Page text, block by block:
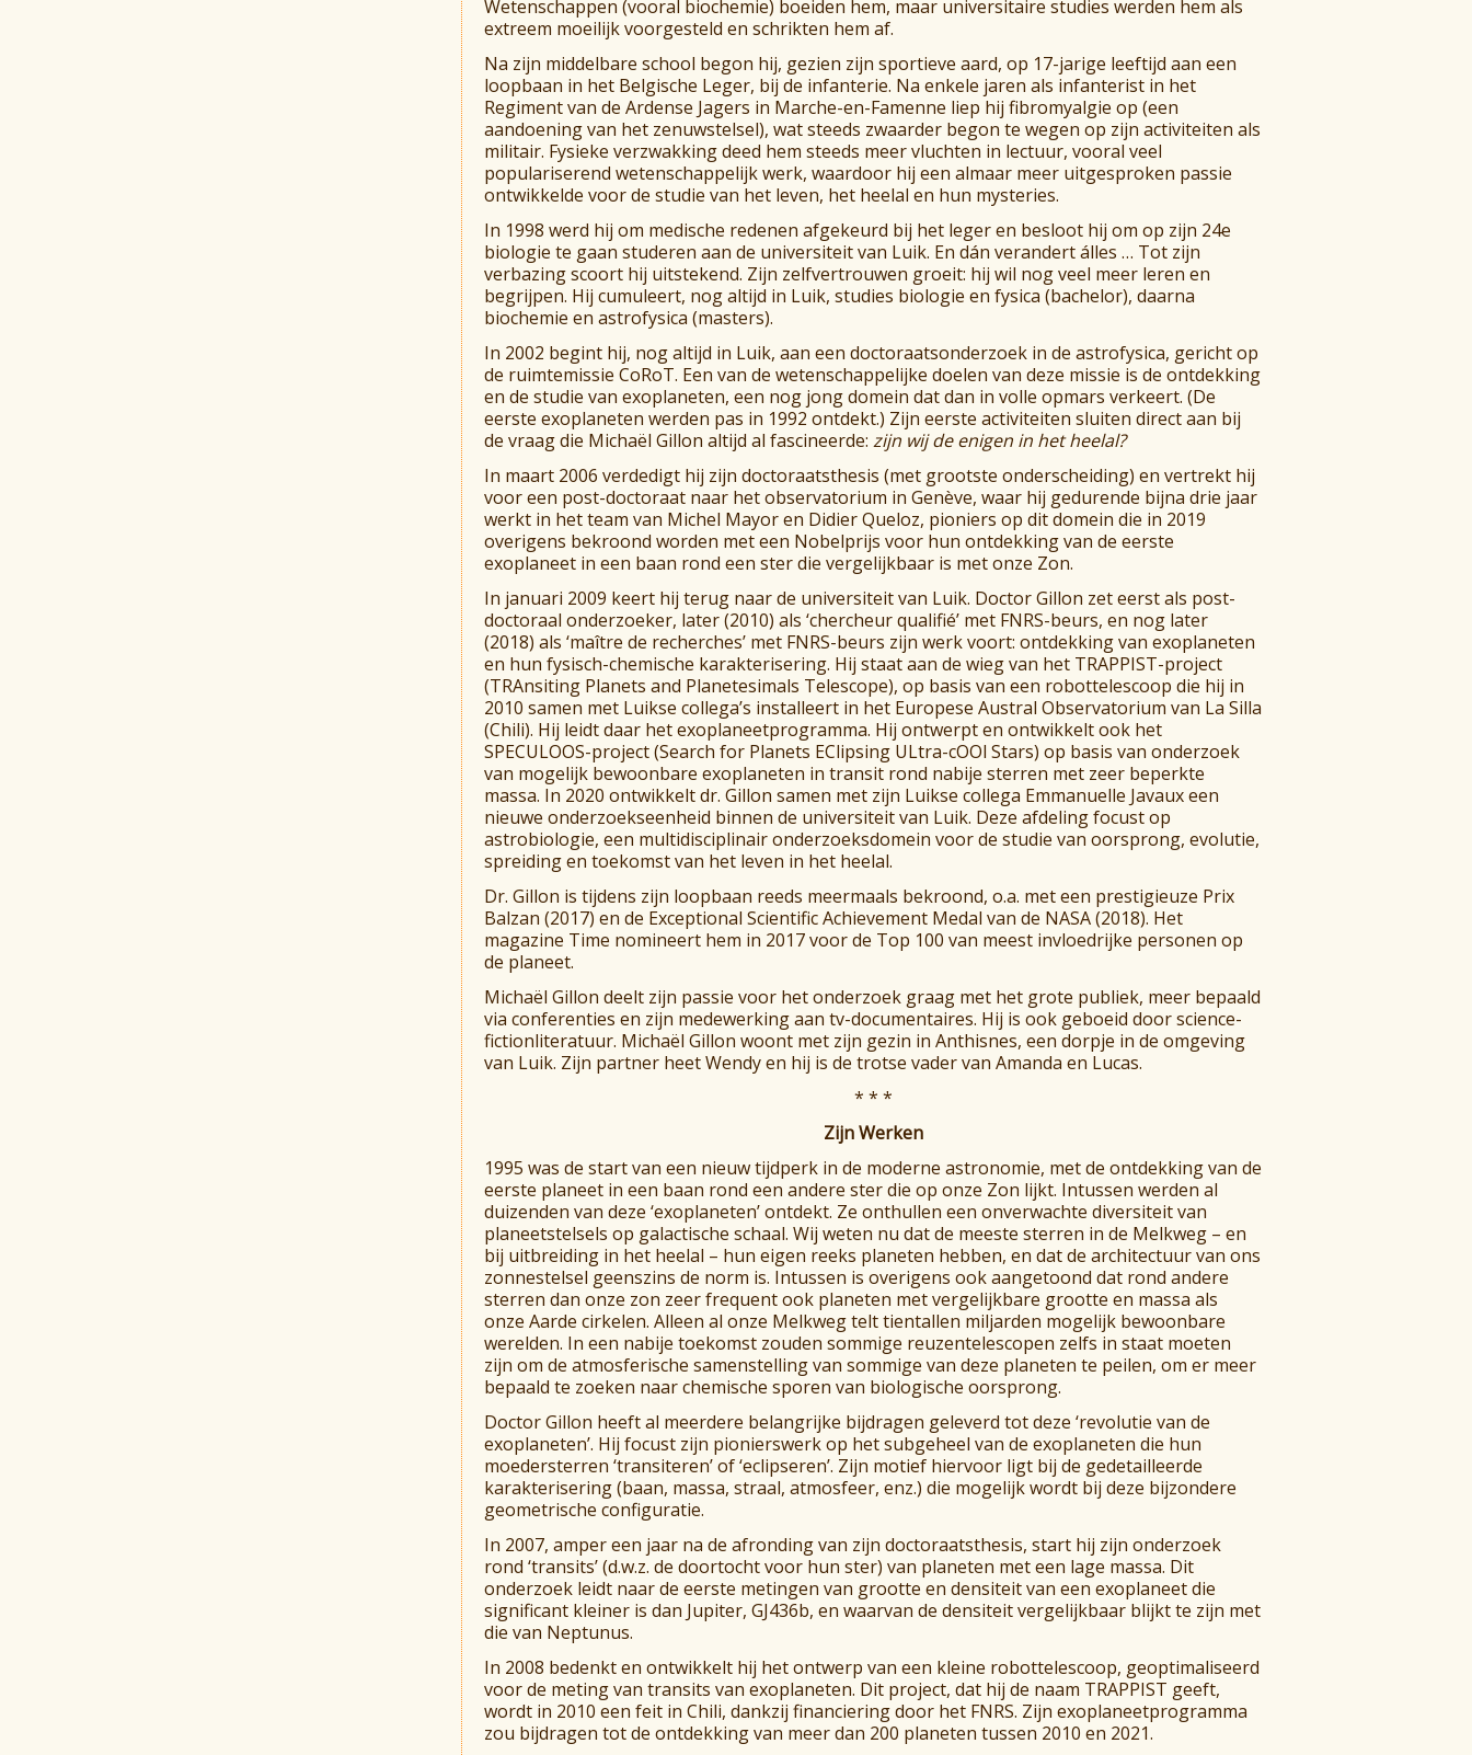
Wetenschappen (vooral biochemie) boeiden hem, maar universitaire studies werden hem als
extreem moeilijk voorgesteld en schrikten hem af.
Na zijn middelbare school begon hij, gezien zijn sportieve aard, op 17-jarige leeftijd aan een
loopbaan in het Belgische Leger, bij de infanterie. Na enkele jaren als infanterist in het
Regiment van de Ardense Jagers in Marche-en-Famenne liep hij fibromyalgie op (een
aandoening van het zenuwstelsel), wat steeds zwaarder begon te wegen op zijn activiteiten als
militair. Fysieke verzwakking deed hem steeds meer vluchten in lectuur, vooral veel
populariserend wetenschappelijk werk, waardoor hij een almaar meer uitgesproken passie
ontwikkelde voor de studie van het leven, het heelal en hun mysteries.
In 1998 werd hij om medische redenen afgekeurd bij het leger en besloot hij om op zijn 24e
biologie te gaan studeren aan de universiteit van Luik. En dán verandert álles … Tot zijn
verbazing scoort hij uitstekend. Zijn zelfvertrouwen groeit: hij wil nog veel meer leren en
begrijpen. Hij cumuleert, nog altijd in Luik, studies biologie en fysica (bachelor), daarna
biochemie en astrofysica (masters).
In 2002 begint hij, nog altijd in Luik, aan een doctoraatsonderzoek in de astrofysica, gericht op
de ruimtemissie CoRoT. Een van de wetenschappelijke doelen van deze missie is de ontdekking
en de studie van exoplaneten, een nog jong domein dat dan in volle opmars verkeert. (De
eerste exoplaneten werden pas in 1992 ontdekt.) Zijn eerste activiteiten sluiten direct aan bij
de vraag die Michaël Gillon altijd al fascineerde: zijn wij de enigen in het heelal?
In maart 2006 verdedigt hij zijn doctoraatsthesis (met grootste onderscheiding) en vertrekt hij
voor een post-doctoraat naar het observatorium in Genève, waar hij gedurende bijna drie jaar
werkt in het team van Michel Mayor en Didier Queloz, pioniers op dit domein die in 2019
overigens bekroond worden met een Nobelprijs voor hun ontdekking van de eerste
exoplaneet in een baan rond een ster die vergelijkbaar is met onze Zon.
In januari 2009 keert hij terug naar de universiteit van Luik. Doctor Gillon zet eerst als post-
doctoraal onderzoeker, later (2010) als ‘chercheur qualifié’ met FNRS-beurs, en nog later
(2018) als ‘maître de recherches’ met FNRS-beurs zijn werk voort: ontdekking van exoplaneten
en hun fysisch-chemische karakterisering. Hij staat aan de wieg van het TRAPPIST-project
(TRAnsiting Planets and Planetesimals Telescope), op basis van een robottelescoop die hij in
2010 samen met Luikse collega’s installeert in het Europese Austral Observatorium van La Silla
(Chili). Hij leidt daar het exoplaneetprogramma. Hij ontwerpt en ontwikkelt ook het
SPECULOOS-project (Search for Planets EClipsing ULtra-cOOl Stars) op basis van onderzoek
van mogelijk bewoonbare exoplaneten in transit rond nabije sterren met zeer beperkte
massa. In 2020 ontwikkelt dr. Gillon samen met zijn Luikse collega Emmanuelle Javaux een
nieuwe onderzoekseenheid binnen de universiteit van Luik. Deze afdeling focust op
astrobiologie, een multidisciplinair onderzoeksdomein voor de studie van oorsprong, evolutie,
spreiding en toekomst van het leven in het heelal.
Dr. Gillon is tijdens zijn loopbaan reeds meermaals bekroond, o.a. met een prestigieuze Prix
Balzan (2017) en de Exceptional Scientific Achievement Medal van de NASA (2018). Het
magazine Time nomineert hem in 2017 voor de Top 100 van meest invloedrijke personen op
de planeet.
Michaël Gillon deelt zijn passie voor het onderzoek graag met het grote publiek, meer bepaald
via conferenties en zijn medewerking aan tv-documentaires. Hij is ook geboeid door science-
fictionliteratuur. Michaël Gillon woont met zijn gezin in Anthisnes, een dorpje in de omgeving
van Luik. Zijn partner heet Wendy en hij is de trotse vader van Amanda en Lucas.
* * *
Zijn Werken
1995 was de start van een nieuw tijdperk in de moderne astronomie, met de ontdekking van de
eerste planeet in een baan rond een andere ster die op onze Zon lijkt. Intussen werden al
duizenden van deze ‘exoplaneten’ ontdekt. Ze onthullen een onverwachte diversiteit van
planeetstelsels op galactische schaal. Wij weten nu dat de meeste sterren in de Melkweg – en
bij uitbreiding in het heelal – hun eigen reeks planeten hebben, en dat de architectuur van ons
zonnestelsel geenszins de norm is. Intussen is overigens ook aangetoond dat rond andere
sterren dan onze zon zeer frequent ook planeten met vergelijkbare grootte en massa als
onze Aarde cirkelen. Alleen al onze Melkweg telt tientallen miljarden mogelijk bewoonbare
werelden. In een nabije toekomst zouden sommige reuzentelescopen zelfs in staat moeten
zijn om de atmosferische samenstelling van sommige van deze planeten te peilen, om er meer
bepaald te zoeken naar chemische sporen van biologische oorsprong.
Doctor Gillon heeft al meerdere belangrijke bijdragen geleverd tot deze ‘revolutie van de
exoplaneten’. Hij focust zijn pionierswerk op het subgeheel van de exoplaneten die hun
moedersterren ‘transiteren’ of ‘eclipseren’. Zijn motief hiervoor ligt bij de gedetailleerde
karakterisering (baan, massa, straal, atmosfeer, enz.) die mogelijk wordt bij deze bijzondere
geometrische configuratie.
In 2007, amper een jaar na de afronding van zijn doctoraatsthesis, start hij zijn onderzoek
rond ‘transits’ (d.w.z. de doortocht voor hun ster) van planeten met een lage massa. Dit
onderzoek leidt naar de eerste metingen van grootte en densiteit van een exoplaneet die
significant kleiner is dan Jupiter, GJ436b, en waarvan de densiteit vergelijkbaar blijkt te zijn met
die van Neptunus.
In 2008 bedenkt en ontwikkelt hij het ontwerp van een kleine robottelescoop, geoptimaliseerd
voor de meting van transits van exoplaneten. Dit project, dat hij de naam TRAPPIST geeft,
wordt in 2010 een feit in Chili, dankzij financiering door het FNRS. Zijn exoplaneetprogramma
zou bijdragen tot de ontdekking van meer dan 200 planeten tussen 2010 en 2021.